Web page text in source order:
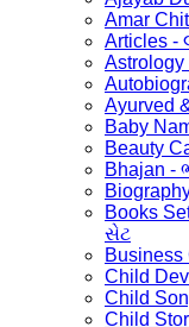
Amar
Articles -
Ayurved
Baby
Beauty
Bhajan
Books
સેટ
Business
Child
Child
Child